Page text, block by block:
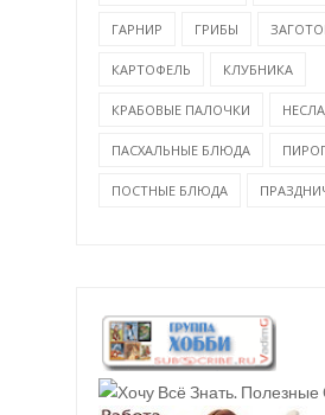
ГАРНИР ГРИБЫ
КАРТОФЕЛЬ КЛУБНИКА
КРАБОВЫЕ ПАЛОЧКИ
ПАСХАЛЬНЫЕ БЛЮДА
ПОСТНЫЕ БЛЮДА